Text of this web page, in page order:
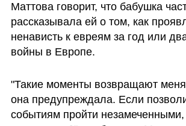
Маттова говорит, что бабушка
рассказывала ей о том, как
ненависть к евреям за год или
войны в Европе.
"Такие моменты возвращают меня
она предупреждала. Если
событиям пройти